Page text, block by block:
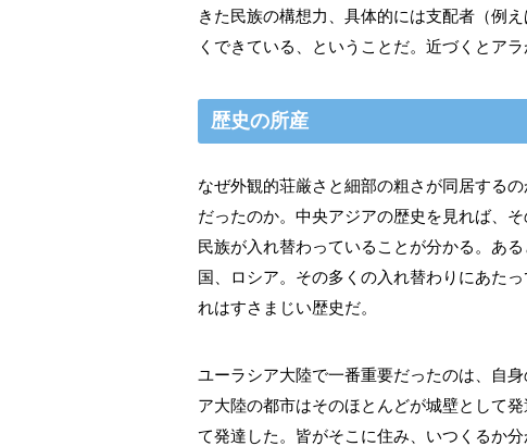
きた民族の構想力、具体的には支配者（例
くできている、ということだ。近づくとア
歴史の所産
なぜ外観的荘厳さと細部の粗さが同居する
だったのか。中央アジアの歴史を見れば、
民族が入れ替わっていることが分かる。あ
国、ロシア。その多くの入れ替わりにあた
れはすさまじい歴史だ。
ユーラシア大陸で一番重要だったのは、自
ア大陸の都市はそのほとんどが城壁として
て発達した。皆がそこに住み、いつくるか